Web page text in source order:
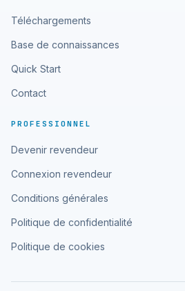
Téléchargements
Base de connaissances
Quick Start
Contact
PROFESSIONNEL
Devenir revendeur
Connexion revendeur
Conditions générales
Politique de confidentialité
Politique de cookies